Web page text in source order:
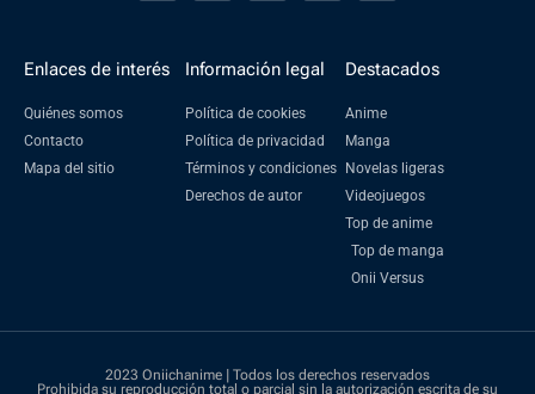
Enlaces de interés
Quiénes somos
Contacto
Mapa del sitio
Información legal
Política de cookies
Política de privacidad
Términos y condiciones
Derechos de autor
Destacados
Anime
Manga
Novelas ligeras
Videojuegos
Top de anime
Top de manga
Onii Versus
2023 Oniichanime | Todos los derechos reservados
Prohibida su reproducción total o parcial sin la autorización escrita de su